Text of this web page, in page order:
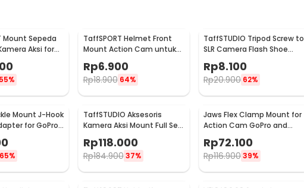
Mount Sepeda
Aksi for
- GP023
55%
TaffSPORT Helmet Front
Mount Action Cam untuk
Xiaomi Yi dan GoPro - GP19
Rp6.900
Rp18.900 64%
TaffSTUDIO Tripod Screw to
SLR Camera Flash Shoe
Mount Adaptor GoPro
Rp8.100
Rp20.900 62%
Mount J-Hook
for GoPro
65%
TaffSTUDIO Aksesoris
Kamera Aksi Mount Full Set
for GoPro Xiaomi Yi - GS41
Rp118.000
Rp184.900 37%
Jaws Flex Clamp Mount for
Action Cam GoPro and
Rp72.100
Rp116.90039%